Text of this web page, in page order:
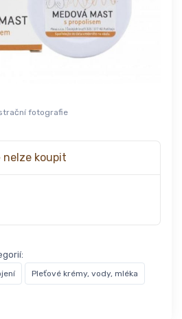
fotografie
nelze koupit
Pleťové krémy, vody, mléka